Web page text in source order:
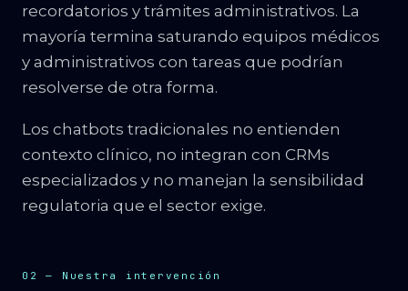
recordatorios y trámites administrativos. La
mayoría termina saturando equipos médicos
y administrativos con tareas que podrían
resolverse de otra forma.
Los chatbots tradicionales no entienden
contexto clínico, no integran con CRMs
especializados y no manejan la sensibilidad
regulatoria que el sector exige.
02 — Nuestra intervención